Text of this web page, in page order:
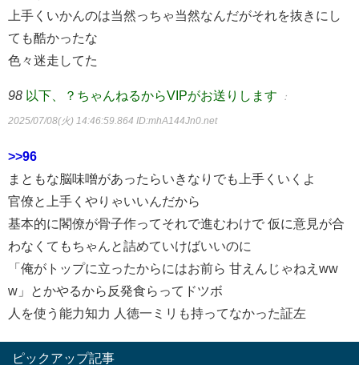
上手くいかんのは当然っちゃ当然なんだがそれを抜きにし
ても酷かったな
色々迷走してた
98 以下、？ちゃんねるからVIPがお送りします ：
2025/07/08(火) 14:46:59.864 ID:mhA144Jn0.net
>>96
まともな脳味噌があったらいきなりでも上手くいくよ
官僚と上手くやりゃいいんだから
基本的に閣僚が骨子作ってそれで進むわけで 仮に意見が合
わなくてもちゃんと詰めていけばいいのに
「俺がトップに立ったからにはお前ら 甘えんじゃねえww
w」とかやるから反発食らってドツボ
人を使う能力知力 人徳一ミリも持ってなかった証左
ピックアップ記事